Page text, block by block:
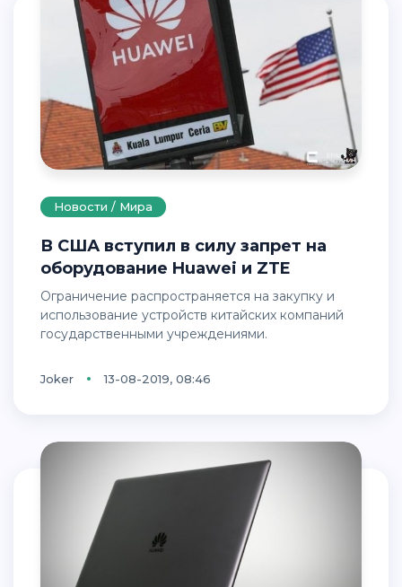
Новости / Мира
В США вступил в силу запрет на
оборудование Huawei и ZTE
Ограничение распространяется на закупку и
использование устройств китайских компаний
государственными учреждениями.
Joker 13-08-2019, 08:46